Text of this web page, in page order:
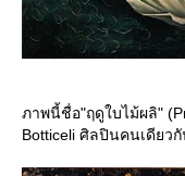
ภาพนี้ชื่อ"ฤดูใบไม้ผลิ"
Botticeli ศิลปินคนเดียว